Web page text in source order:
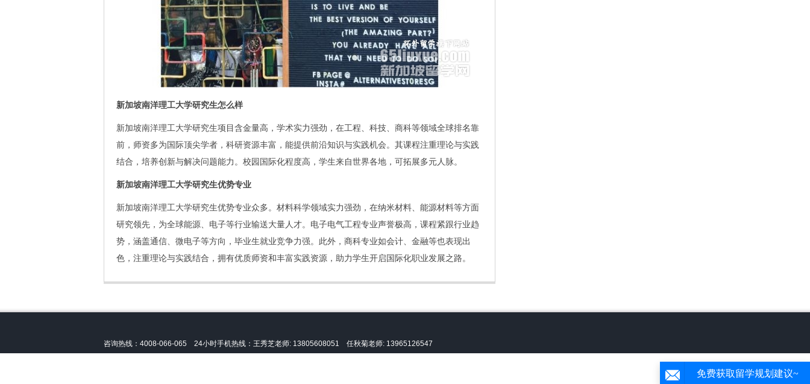
新加坡南洋理工大学研究生怎么样
新加坡南洋理工大学研究生项目含金量高，学术实力强劲，在工程、科技、商科等领域全球排名靠
前，师资多为国际顶尖学者，科研资源丰富，能提供前沿知识与实践机会。其课程注重理论与实践
结合，培养创新与解决问题能力。校园国际化程度高，学生来自世界各地，可拓展多元人脉。
新加坡南洋理工大学研究生优势专业
新加坡南洋理工大学研究生优势专业众多。材料科学领域实力强劲，在纳米材料、能源材料等方面
研究领先，为全球能源、电子等行业输送大量人才。电子电气工程专业声誉极高，课程紧跟行业趋
势，涵盖通信、微电子等方向，毕业生就业竞争力强。此外，商科专业如会计、金融等也表现出
色，注重理论与实践结合，拥有优质师资和丰富实践资源，助力学生开启国际化职业发展之路。
咨询热线：4008-066-065 24小时手机热线： 王秀芝老师: 13805608051 任秋菊老师: 13965126547